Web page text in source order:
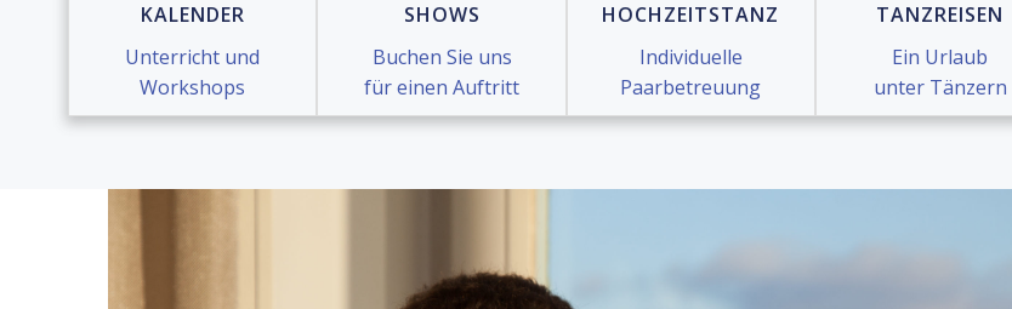
KALENDER
Unterricht und
Workshops
SHOWS
Buchen Sie uns
für einen Auftritt
HOCHZEITSTANZ
Individuelle
Paarbetreuung
TANZREISEN
Ein Urlaub
unter Tänzern